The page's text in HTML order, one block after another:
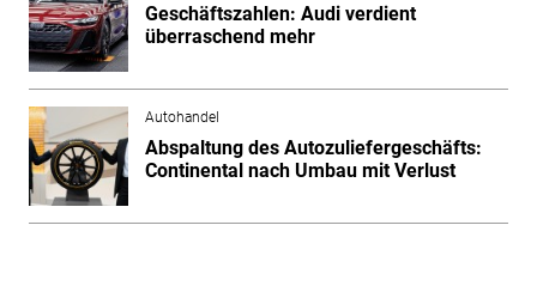
Geschäftszahlen: Audi verdient
überraschend mehr
Autohandel
Abspaltung des Autozuliefergeschäfts:
Continental nach Umbau mit Verlust